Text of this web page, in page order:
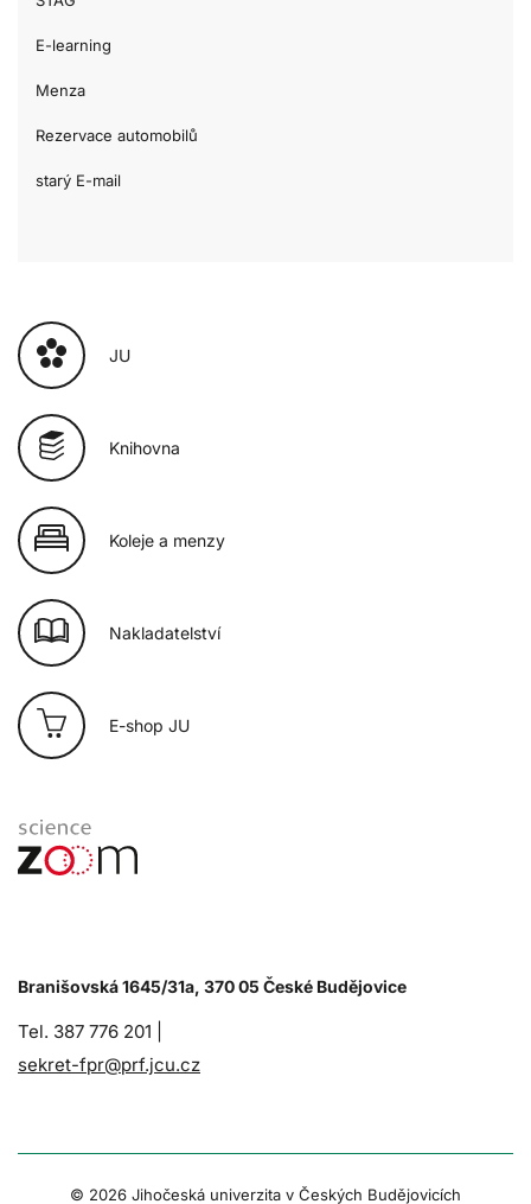
E-learning
Menza
Rezervace automobilů
starý E-mail
JU
Knihovna
Koleje a menzy
Nakladatelství
E-shop JU
Branišovská 1645/31a, 370 05 České Budějovice
Tel. 387 776 201 |
sekret-fpr@prf.jcu.cz
© 2026 Jihočeská univerzita v Českých Budějovicích